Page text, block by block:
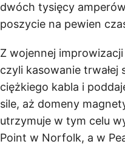
dwóch tysięcy
poszycie na pewien
Z wojennej
czyli kasowanie
ciężkiego kabla i
sile, aż domeny
utrzymuje w tym celu
Point w Norfolk, a w